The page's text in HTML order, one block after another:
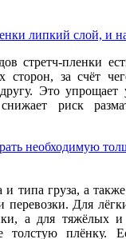
липкий слой, и
стретч-пленки
сторон, за счёт
Это упрощает
риск
необходимую
и типа груза, а
перевозки. Для
а для тяжёлых и
толстую плёнку.